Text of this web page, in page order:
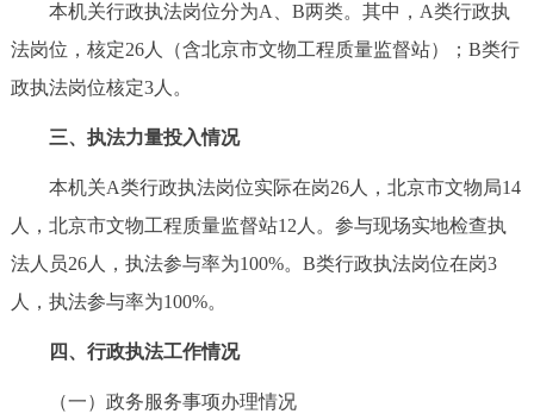
本机关行政执法岗位分为A、B两类。其中，A类行政执
法岗位，核定26人（含北京市文物工程质量监督站）；B类行
政执法岗位核定3人。
三、执法力量投入情况
本机关A类行政执法岗位实际在岗26人，北京市文物局14
人，北京市文物工程质量监督站12人。参与现场实地检查执
法人员26人，执法参与率为100%。B类行政执法岗位在岗3
人，执法参与率为100%。
四、行政执法工作情况
（一）政务服务事项办理情况